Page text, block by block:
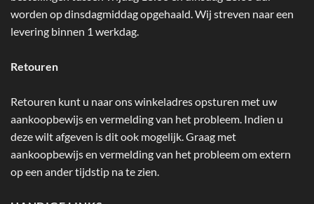
worden op dinsdagmiddag opgehaald. Wij streven naar een
levering binnen 1 werkdag.
Retouren
Retouren kunt u naar ons winkeladres opsturen met uw
aankoopbewijs en vermelding van het probleem. Indien u
deze wilt afgeven is dit ook mogelijk. Graag met
aankoopbewijs en vermelding van het probleem om extern
op een ander tijdstip na te zien.